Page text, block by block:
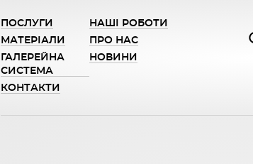
ПОСЛУГИ
НАШІ РОБОТИ
МАТЕРІАЛИ
ПРО НАС
ГАЛЕРЕЙНА
СИСТЕМА
НОВИНИ
КОНТАКТИ